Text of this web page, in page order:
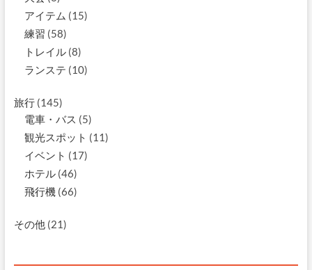
アイテム (15)
練習 (58)
トレイル(8)
ランステ (10)
旅行(145)
電車・バス (5)
観光スポット (11)
イベント (17)
ホテル(46)
飛行機(66)
その他(21)